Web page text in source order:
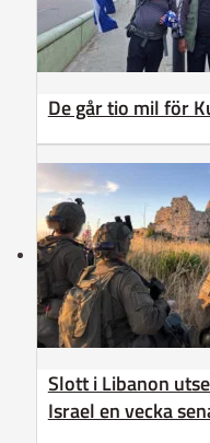
De går tio mil för
Slott i Libanon
Israel en vecka